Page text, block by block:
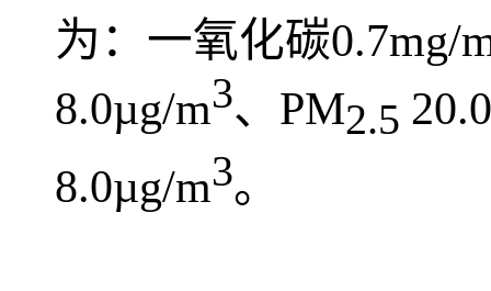
为：一氧化碳0.7mg/
8.0µg/m3、PM2.5
8.0µg/m3。